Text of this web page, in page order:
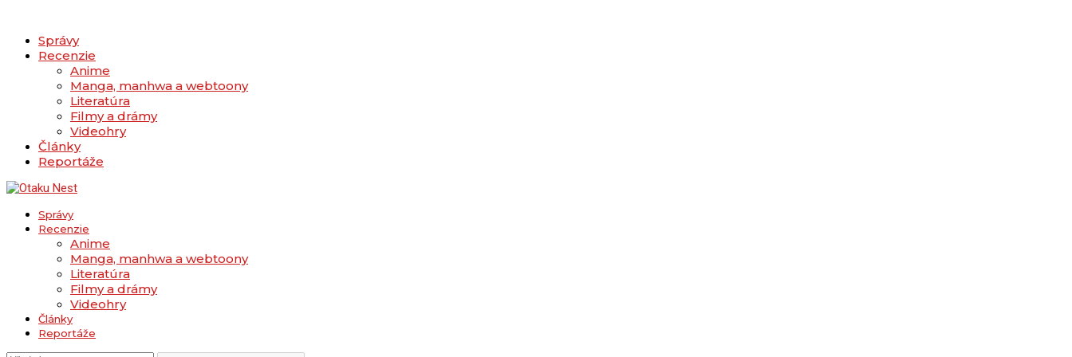
Správy
Recenzie
Anime
Manga, manhwa a webtoony
Literatúra
Filmy a drámy
Videohry
Články
Reportáže
Správy
Recenzie
Anime
Manga, manhwa a webtoony
Literatúra
Filmy a drámy
Videohry
Články
Reportáže